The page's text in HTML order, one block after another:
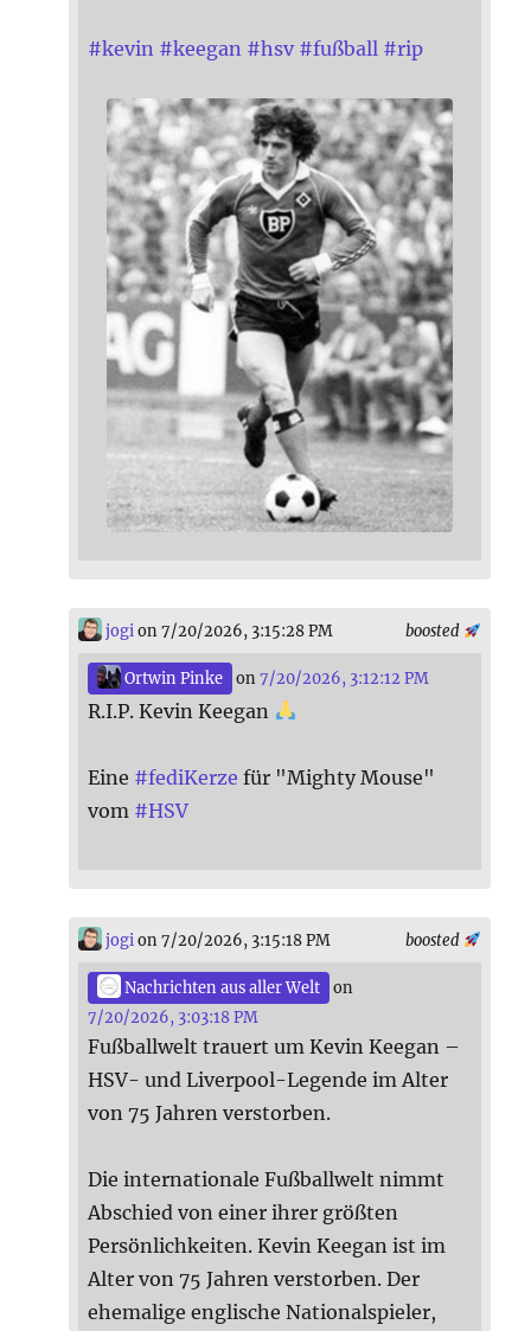
#kevin #keegan #hsv #fußball #rip
boosted
jogi on 7/20/2026, 3:15:28 PM
Ortwin Pinke on7/20/2026, 3:12:12 PM
R.I.P. Kevin Keegan
Eine #fediKerze für "Mighty Mouse"
vom #HSV
boosted
jogi on 7/20/2026, 3:15:18 PM
Nachrichten aus aller Welt
on
7/20/2026, 3:03:18 PM
Fußballwelt trauert um Kevin Keegan –
HSV- und Liverpool-Legende im Alter
von 75 Jahren verstorben.
Die internationale Fußballwelt nimmt
Abschied von einer ihrer größten
Persönlichkeiten. Kevin Keegan ist im
Alter von 75 Jahren verstorben. Der
ehemalige englische Nationalspieler,